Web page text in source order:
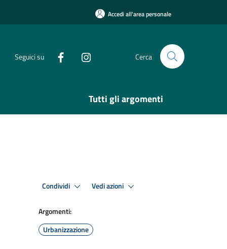
Accedi all'area personale
Seguici su Cerca
Tutti gli argomenti
Condividi Vedi azioni
Argomenti:
Urbanizzazione